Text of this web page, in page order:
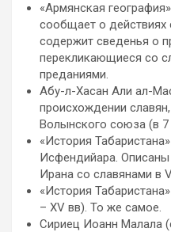
«Армянская
сообщает о действиях
содержит сведенья о
перекликающиеся со
преданиями.
Абу-л-Хасан Али ал-
происхождении
Волынского союза (в 7
«История
Исфендийара.
Ирана со славянами в
«История
– XV вв). То же самое.
Сириец Иоанн Малала